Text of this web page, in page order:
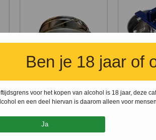
Ben je 18 jaar of
voor het kopen van alcohol is 18 jaar, deze
en een deel hiervan is daarom alleen voor
Ja
Snel bekijken
1 xHoningzeef
bolvormig RVS
€ 25,85
In winkelmandje
Snel
1 x420
-